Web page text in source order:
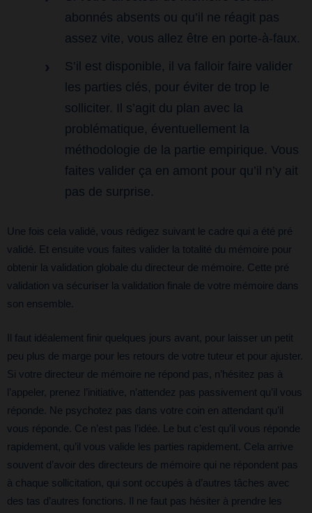
abonnés absents ou qu’il ne réagit pas
assez vite, vous allez être en porte-à-faux.
S’il est disponible, il va falloir faire valider
les parties clés, pour éviter de trop le
solliciter. Il s’agit du plan avec la
problématique, éventuellement la
méthodologie de la partie empirique. Vous
faites valider ça en amont pour qu’il n’y ait
pas de surprise.
Une fois cela validé, vous rédigez suivant le cadre qui a été pré
validé. Et ensuite vous faites valider la totalité du mémoire pour
obtenir la validation globale du directeur de mémoire. Cette pré
validation va sécuriser la validation finale de votre mémoire dans
son ensemble.
Il faut idéalement finir quelques jours avant, pour laisser un petit
peu plus de marge pour les retours de votre tuteur et pour ajuster.
Si votre directeur de mémoire ne répond pas, n’hésitez pas à
l’appeler, prenez l’initiative, n’attendez pas passivement qu’il vous
réponde. Ne psychotez pas dans votre coin en attendant qu’il
vous réponde. Ce n’est pas l’idée. Le but c’est qu’il vous réponde
rapidement, qu’il vous valide les parties rapidement. Cela arrive
souvent d’avoir des directeurs de mémoire qui ne répondent pas
à chaque sollicitation, qui sont occupés à d’autres tâches avec
des tas d’autres fonctions. Il ne faut pas hésiter à prendre les